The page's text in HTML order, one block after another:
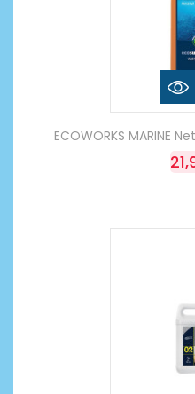
ECOWORKS MARINE